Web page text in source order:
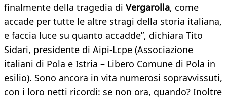
finalmente della tragedia di Vergarolla, come
accade per tutte le altre stragi della storia italiana,
e faccia luce su quanto accadde”, dichiara Tito
Sidari, presidente di Aipi-Lcpe (Associazione
italiani di Pola e Istria – Libero Comune di Pola in
esilio). Sono ancora in vita numerosi sopravvissuti,
con i loro netti ricordi: se non ora, quando? Inoltre